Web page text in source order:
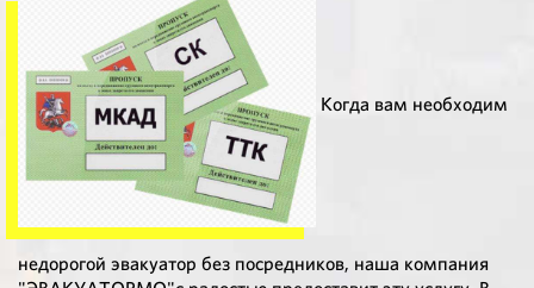
Когда вам необходим
недорогой эвакуатор без посредников, наша компания